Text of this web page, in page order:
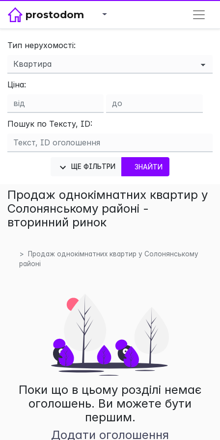
prostodom
Тип нерухомості:
Ціна:
Пошук по Тексту, ID:
ЩЕ ФІЛЬТРИ ЗНАЙТИ
Продаж однокімнатних квартир у
Солонянському районі -
вторинний ринок
Продаж однокімнатних квартир у Солонянському
районі
Поки що в цьому розділі немає
оголошень. Ви можете бути
першим.
Додати оголошення
×